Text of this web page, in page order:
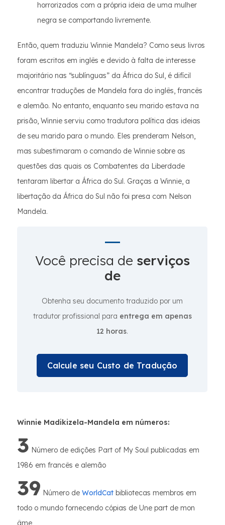
horrorizados com a própria ideia de uma mulher
negra se comportando livremente.
Então, quem traduziu Winnie Mandela? Como seus livros
foram escritos em inglês e devido à falta de interesse
majoritário nas “sublínguas” da África do Sul, é difícil
encontrar traduções de Mandela fora do inglês, francês
e alemão. No entanto, enquanto seu marido estava na
prisão, Winnie serviu como tradutora política das ideias
de seu marido para o mundo. Eles prenderam Nelson,
mas subestimaram o comando de Winnie sobre as
questões das quais os Combatentes da Liberdade
tentaram libertar a África do Sul. Graças a Winnie, a
libertação da África do Sul não foi presa com Nelson
Mandela.
Você precisa de serviços
de
Obtenha seu documento traduzido por um
tradutor profissional para entrega em apenas
12 horas.
Calcule seu Custo de Tradução
Winnie Madikizela-Mandela em números:
3 Número de edições Part of My Soul publicadas em
1986 em francês e alemão
39 Número de WorldCat bibliotecas membros em
todo o mundo fornecendo cópias de Une part de mon
âme